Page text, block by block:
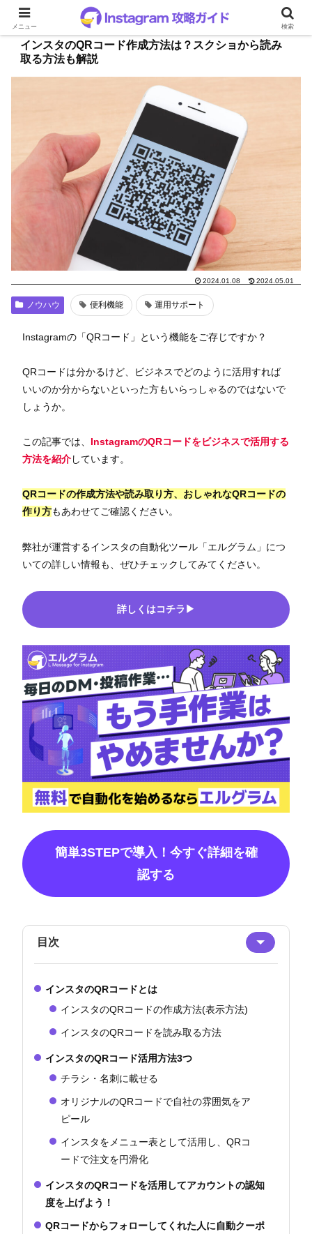
インスタのQRコード作成方法は？スクショから読み
取る方法も解説
2024.01.08 2024.05.01
ノウハウ 便利機能 運用サポート
Instagramの「QRコード」という機能をご存じですか？
QRコードは分かるけど、ビジネスでどのように活用すれば
いいのか分からないといった方もいらっしゃるのではないで
しょうか。
この記事では、 InstagramのQRコードをビジネスで活用する
方法を紹介しています。
QRコードの作成方法や読み取り方、おしゃれなQRコードの
作り方もあわせてご確認ください。
弊社が運営するインスタの自動化ツール「エルグラム」につ
いての詳しい情報も、ぜひチェックしてみてください。
詳しくはコチラ▶
簡単3STEPで導入！今すぐ詳細を確
認する
目次
インスタのQRコードとは
インスタのQRコードの作成方法(表示方法)
インスタのQRコードを読み取る方法
インスタのQRコード活用方法3つ
チラシ・名刺に載せる
オリジナルのQRコードで自社の雰囲気をア
ピール
インスタをメニュー表として活用し、QRコ
ードで注文を円滑化
インスタのQRコードを活用してアカウントの認知
度を上げよう！
QRコードからフォローしてくれた人に自動クーポ
メニュー 検索